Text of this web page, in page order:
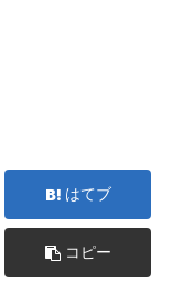
はてブ
コピー